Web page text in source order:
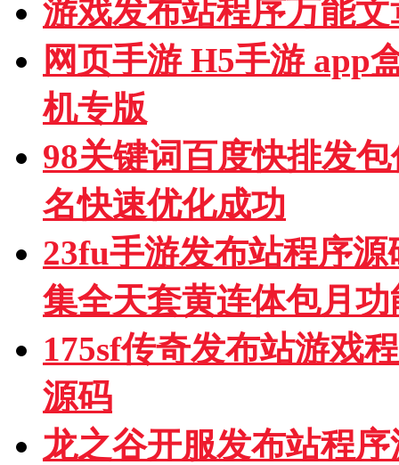
游戏发布站程序万能
网页手游 H5手游 app
机专版
98关键词百度快排发
名快速优化成功
23fu手游发布站程序
集全天套黄连体包月功
175sf传奇发布站游戏
源码
龙之谷开服发布站程